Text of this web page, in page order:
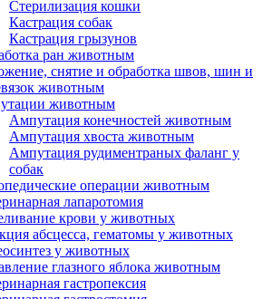
Стерилизация кошки
Кастрация собак
Кастрация грызунов
ран животным
снятие и обработка швов, шин и
животным
животным
Ампутация конечностей животным
Ампутация хвоста животным
Ампутация рудиментраных фаланг у
собак
операции животным
лапаротомия
крови у животных
абсцесса, гематомы у животных
у животных
глазного яблока животным
гастропексия